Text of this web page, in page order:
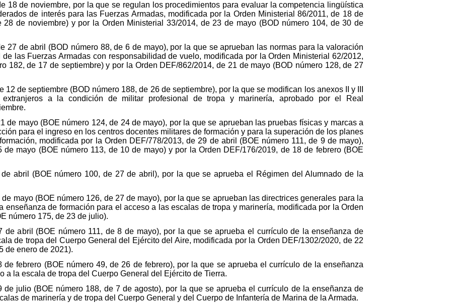
18 de noviembre, por la que se regulan los procedimientos para evaluar la competencia lingüística
de interés para las Fuerzas Armadas, modificada por la Orden Ministerial 86/2011, de 18 de
28 de noviembre) y por la Orden Ministerial 33/2014, de 23 de mayo (BOD número 104, de 30 de
27 de abril (BOD número 88, de 6 de mayo), por la que se aprueban las normas para la valoración
las Fuerzas Armadas con responsabilidad de vuelo, modificada por la Orden Ministerial 62/2012,
182, de 17 de septiembre) y por la Orden DEF/862/2014, de 21 de mayo (BOD número 128, de 27
12 de septiembre (BOD número 188, de 26 de septiembre), por la que se modifican los anexos II y III
a la condición de militar profesional de tropa y marinería, aprobado por el Real
de mayo (BOE número 124, de 24 de mayo), por la que se aprueban las pruebas físicas y marcas a
para el ingreso en los centros docentes militares de formación y para la superación de los planes
modificada por la Orden DEF/778/2013, de 29 de abril (BOE número 111, de 9 de mayo),
de mayo (BOE número 113, de 10 de mayo) y por la Orden DEF/176/2019, de 18 de febrero (BOE
abril (BOE número 100, de 27 de abril), por la que se aprueba el Régimen del Alumnado de la
mayo (BOE número 126, de 27 de mayo), por la que se aprueban las directrices generales para la
enseñanza de formación para el acceso a las escalas de tropa y marinería, modificada por la Orden
número 175, de 23 de julio).
de abril (BOE número 111, de 8 de mayo), por la que se aprueba el currículo de la enseñanza de
de tropa del Cuerpo General del Ejército del Aire, modificada por la Orden DEF/1302/2020, de 22
de enero de 2021).
de febrero (BOE número 49, de 26 de febrero), por la que se aprueba el currículo de la enseñanza
a la escala de tropa del Cuerpo General del Ejército de Tierra.
de julio (BOE número 188, de 7 de agosto), por la que se aprueba el currículo de la enseñanza de
de marinería y de tropa del Cuerpo General y del Cuerpo de Infantería de Marina de la Armada.